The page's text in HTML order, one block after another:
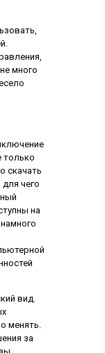
много
скачать
чего
на
вид.
менять.
за